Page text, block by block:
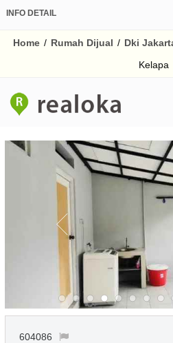
INFO DETAIL
Home / Rumah Dijual / Dki
Kelapa
604086